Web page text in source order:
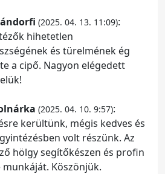
(2025. 04. 13. 11:09):
hihetetlen
és türelmének ég
a cipő. Nagyon elégedett
(2025. 04. 10. 9:57):
kerültünk, mégis kedves és
volt részünk. Az
hölgy segítőkészen és profin
munkáját. Köszönjük.